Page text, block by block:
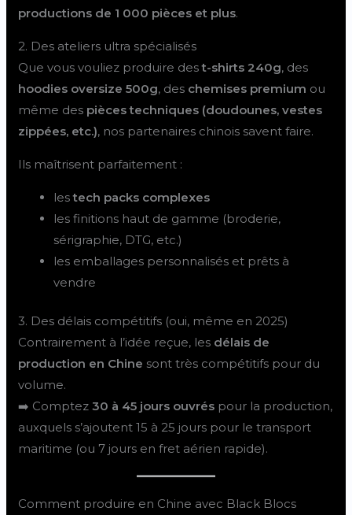
productions de 1 000 pièces et plus.
2. Des ateliers ultra spécialisés
Que vous vouliez produire dest-shirts 240g, des
hoodies oversize 500g, des chemises premium ou
même des pièces techniques (doudounes, vestes
zippées, etc.), nos partenaires chinois savent faire.
Ils maîtrisent parfaitement :
lestech packs complexes
les finitions haut de gamme (broderie,
sérigraphie, DTG, etc.)
les emballages personnalisés et prêts à
vendre
3. Des délais compétitifs (oui, même en 2025)
Contrairement à l’idée reçue, les délais de
production en Chine sont très compétitifs pour du
volume.
➡️ Comptez30 à 45 jours ouvrés pour la production,
auxquels s’ajoutent 15 à 25 jours pour le transport
maritime (ou 7 jours en fret aérien rapide).
Comment produire en Chine avec Black Blocs